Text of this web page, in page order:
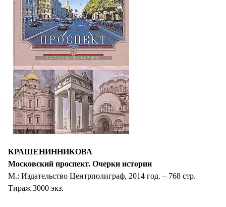
КРАШЕНИННИКОВА
Московский проспект. Очерки истории
М.: Издательство Центрполиграф, 2014 год. – 768 стр.
Тираж 3000 экз.